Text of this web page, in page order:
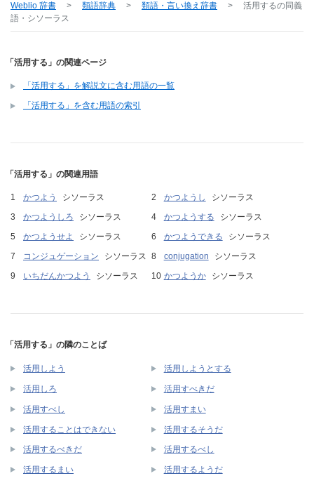
Weblio 辞書 > 類語辞典 > 類語・言い換え辞書 > 活用するの同義
語・シソーラス
「活用する」の関連ページ
「活用する」を解説文に含む用語の一覧
「活用する」を含む用語の索引
「活用する」の関連用語
かつよう シソーラス かつようし
シソーラス
かつようしろ
シソーラス かつようする
シソーラス
かつようせよ
シソーラス かつようできる
シソーラス
コンジュゲーション
シソーラス conjugation
シソーラス
いちだんかつよう
シソーラス かつようか シソーラス
「活用する」の隣のことば
活用しよう 活用しようとする
活用しろ 活用すべきだ
活用すべし 活用すまい
活用することはできない 活用するそうだ
活用するべきだ 活用するべし
活用するまい 活用するようだ